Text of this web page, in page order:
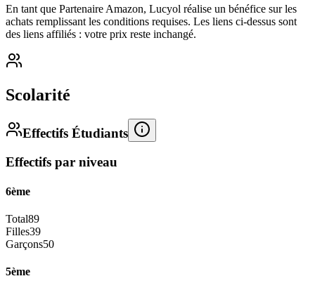
En tant que Partenaire Amazon, Lucyol réalise un bénéfice sur les
achats remplissant les conditions requises. Les liens ci-dessus sont
des liens affiliés : votre prix reste inchangé.
Scolarité
Effectifs Étudiants
Effectifs par niveau
6ème
Total89
Filles39
Garçons50
5ème